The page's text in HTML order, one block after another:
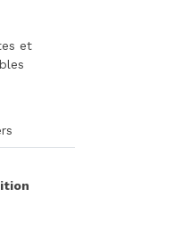
et